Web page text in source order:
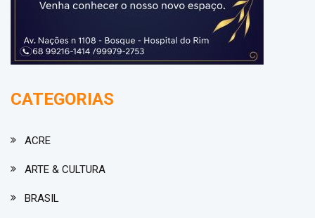
CATEGORIAS
ACRE
ARTE & CULTURA
BRASIL